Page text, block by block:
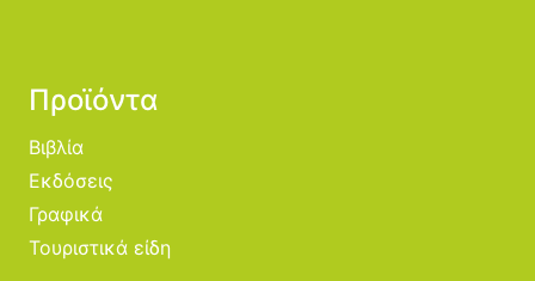
Προϊόντα
Βιβλία
Εκδόσεις
Γραφικά
Τουριστικά είδη